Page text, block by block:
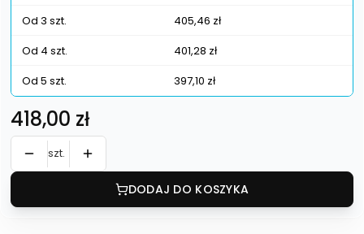
Od 3 szt.
405,46 zł
Od 4 szt.
401,28 zł
Od 5 szt.
397,10 zł
Cena
418,00 zł
szt.
DODAJ DO KOSZYKA